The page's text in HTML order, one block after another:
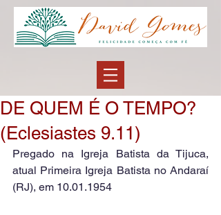
DE QUEM É O TEMPO?
(Eclesiastes 9.11)
Pregado na Igreja Batista da Tijuca,
atual Primeira Igreja Batista no Andaraí
(RJ), em 10.01.1954